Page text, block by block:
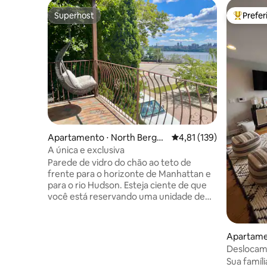
Superhost
Superhost
Apartamento ⋅ North Berge
n
4,81 de uma avaliação
4,81 (139)
A única e exclusiva
Parede de vidro do chão ao teto de
frente para o horizonte de Manhattan e
para o rio Hudson. Esteja ciente de que
você está reservando uma unidade de
Entre
n
Metlife
Sua